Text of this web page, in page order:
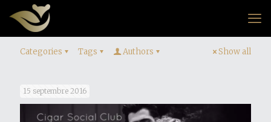
Categories Tags Authors Show all
15 septembre 2016